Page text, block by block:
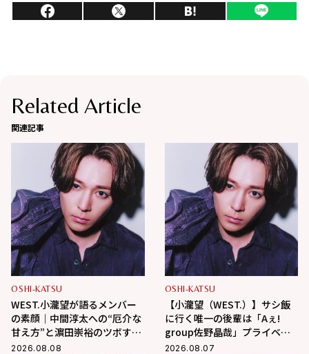
Related Article
関連記事
OSHI-KATSU
WEST.小瀧望が語るメンバー
の素顔｜中間淳太への“厄介な
甘え方”と濵田崇裕のツボすぎ
る言動
2026.08.08
OSHI-KATSU
【小瀧望（WEST.）】サシ飯
に行く唯一の後輩は「Aぇ!
group佐野晶哉」プライベー
トな交友録を告白
2026.08.07